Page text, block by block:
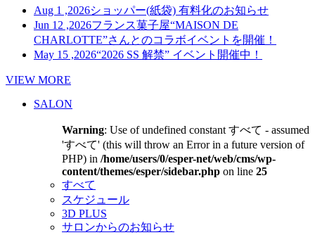
Aug 1 ,2026ショッパー(紙袋) 有料化のお知らせ
Jun 12 ,2026フランス菓子屋“MAISON DE
CHARLOTTE”さんとのコラボイベントを開催！
May 15 ,2026“2026 SS 解禁” イベント開催中！
VIEW MORE
SALON
Warning: Use of undefined constant すべて - assumed
'すべて' (this will throw an Error in a future version of
PHP) in /home/users/0/esper-net/web/cms/wp-
content/themes/esper/sidebar.php on line 25
すべて
スケジュール
3D PLUS
サロンからのお知らせ